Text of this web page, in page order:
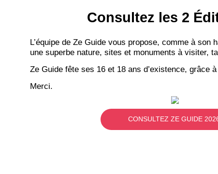
Consultez les 2
L’équipe de Ze Guide vous propose, comme à
une superbe nature, sites et monuments à visiter,
Ze Guide fête ses 16 et 18 ans d’existence, grâce
Merci.
CONSULTEZ ZE GUIDE